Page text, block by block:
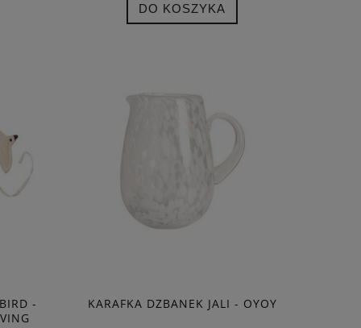
DO KOSZYKA
-
KARAFKA DZBANEK JALI - OYOY